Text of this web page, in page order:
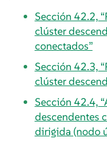
Sección 42.2,
clúster
conectados”
Sección 42.3,
clúster
Sección 42.4,
descendentes
dirigida (nodo